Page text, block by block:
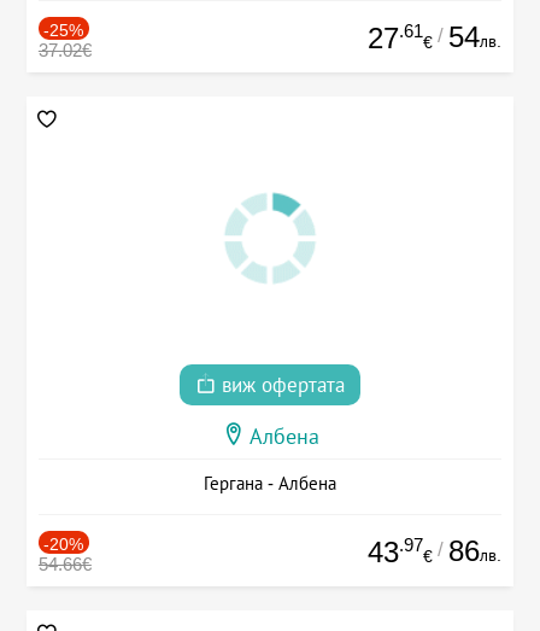
-25%
37.02€ 27.61
€ / 54лв.
виж офертата
Албена
Гергана - Албена
-20%
54.66€ 43.97
€ / 86лв.